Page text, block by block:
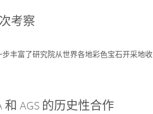
考察
丰富了研究院从世界各地彩色宝石开采地收
和 AGS 的历史性合作